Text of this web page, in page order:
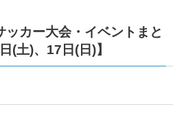
カー大会・イベントまと
(土)、17日(日)】